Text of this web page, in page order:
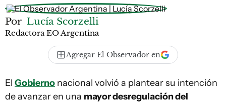
Por Lucía Scorzelli
Redactora EO Argentina
Agregar El Observador en
El Gobierno nacional volvió a plantear su intención
de avanzar en una mayor desregulación del